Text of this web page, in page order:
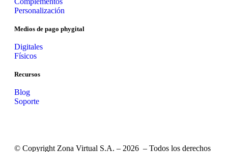
Personalización
Medios de pago phygital
Digitales
Físicos
Recursos
Blog
Soporte
© Copyright Zona Virtual S.A. – 2026 – Todos los derechos